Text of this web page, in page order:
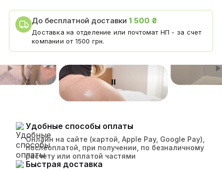
До бесплатной доставки1 500 ₴
Доставка на отделение или почтомат НП - за счет
компании от 1500 грн.
Удобные способы оплаты
Онлайн на сайте (картой, Apple Pay, Google Pay),
послеоплатой, при получении, по безналичному
расчету или оплатой частями
Быстрая доставка